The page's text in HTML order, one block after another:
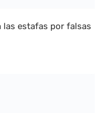
las estafas por falsas